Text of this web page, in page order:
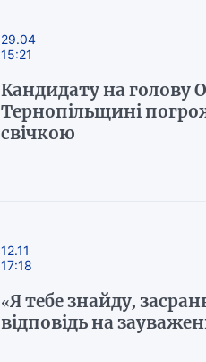
29.04
15:21
Кандидату на голову
Тернопільщині
свічкою
12.11
17:18
«Я тебе знайду,
відповідь на